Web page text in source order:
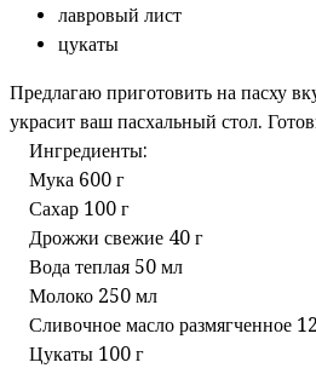
лавровый лист
цукаты
Предлагаю приготовить на пасху
украсит ваш пасхальный стол.
Ингредиенты:
Мука 600 г
Сахар 100 г
Дрожжи свежие 40 г
Вода теплая 50 мл
Молоко 250 мл
Сливочное масло размягченное
Цукаты 100 г